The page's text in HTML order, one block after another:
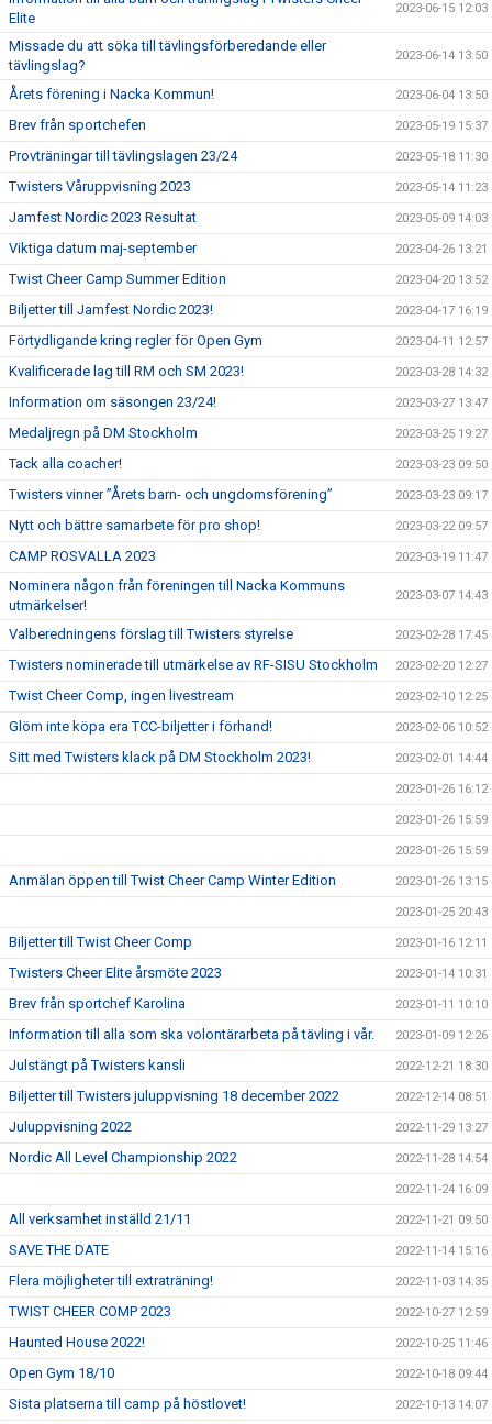
Elite
2023-06-15 12:03
Missade du att söka till tävlingsförberedande eller
tävlingslag?
2023-06-14 13:50
Årets förening i Nacka Kommun! 2023-06-04 13:50
Brev från sportchefen 2023-05-19 15:37
Provträningar till tävlingslagen 23/24 2023-05-18 11:30
Twisters Våruppvisning 2023 2023-05-14 11:23
Jamfest Nordic 2023 Resultat 2023-05-09 14:03
Viktiga datum maj-september 2023-04-26 13:21
Twist Cheer Camp Summer Edition 2023-04-20 13:52
Biljetter till Jamfest Nordic 2023! 2023-04-17 16:19
Förtydligande kring regler för Open Gym 2023-04-11 12:57
Kvalificerade lag till RM och SM 2023! 2023-03-28 14:32
Information om säsongen 23/24! 2023-03-27 13:47
Medaljregn på DM Stockholm 2023-03-25 19:27
Tack alla coacher! 2023-03-23 09:50
Twisters vinner ”Årets barn- och ungdomsförening” 2023-03-23 09:17
Nytt och bättre samarbete för pro shop! 2023-03-22 09:57
CAMP ROSVALLA 2023 2023-03-19 11:47
Nominera någon från föreningen till Nacka Kommuns
utmärkelser!
2023-03-07 14:43
Valberedningens förslag till Twisters styrelse 2023-02-28 17:45
Twisters nominerade till utmärkelse av RF-SISU Stockholm 2023-02-20 12:27
Twist Cheer Comp, ingen livestream 2023-02-10 12:25
Glöm inte köpa era TCC-biljetter i förhand! 2023-02-06 10:52
Sitt med Twisters klack på DM Stockholm 2023! 2023-02-01 14:44
2023-01-26 16:12
2023-01-26 15:59
2023-01-26 15:59
Anmälan öppen till Twist Cheer Camp Winter Edition 2023-01-26 13:15
2023-01-25 20:43
Biljetter till Twist Cheer Comp 2023-01-16 12:11
Twisters Cheer Elite årsmöte 2023 2023-01-14 10:31
Brev från sportchef Karolina 2023-01-11 10:10
Information till alla som ska volontärarbeta på tävling i vår. 2023-01-09 12:26
Julstängt på Twisters kansli 2022-12-21 18:30
Biljetter till Twisters juluppvisning 18 december 2022 2022-12-14 08:51
Juluppvisning 2022 2022-11-29 13:27
Nordic All Level Championship 2022 2022-11-28 14:54
2022-11-24 16:09
All verksamhet inställd 21/11 2022-11-21 09:50
SAVE THE DATE 2022-11-14 15:16
Flera möjligheter till extraträning! 2022-11-03 14:35
TWIST CHEER COMP 2023 2022-10-27 12:59
Haunted House 2022! 2022-10-25 11:46
Open Gym 18/10 2022-10-18 09:44
Sista platserna till camp på höstlovet! 2022-10-13 14:07